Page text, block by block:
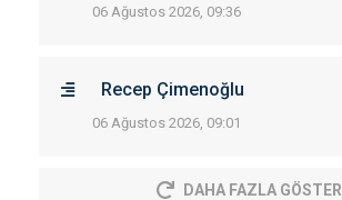
06 Ağustos 2026, 09:36
Recep Çimenoğlu
06 Ağustos 2026, 09:01
DAHA FAZLA GÖSTER